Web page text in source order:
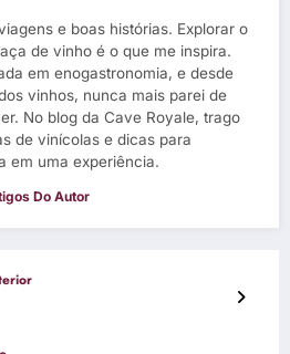
e boas histórias. Explorar o
de vinho é o que me inspira.
em enogastronomia, e desde
vinhos, nunca mais parei de
No blog da Cave Royale, trago
de vinícolas e dicas para
em uma experiência.